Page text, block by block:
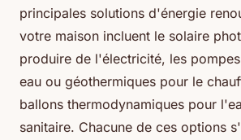
principales solutions d'énergie
votre maison incluent le solaire
produire de l'électricité, les
eau ou géothermiques pour le
ballons thermodynamiques pour
sanitaire. Chacune de ces options